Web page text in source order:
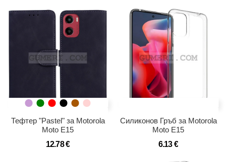
Тефтер "Pastel" за Motorola
Moto E15
12.78 €
Силиконов Гръб за Motorola
Moto E15
6.13 €